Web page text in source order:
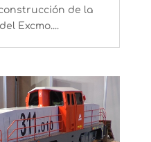
de la
Excmo....